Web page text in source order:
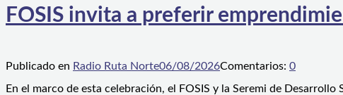
FOSIS invita a preferir
Publicado en Radio Ruta Norte06/08/2026Comentarios: 0
En el marco de esta celebración, el FOSIS y la Seremi de